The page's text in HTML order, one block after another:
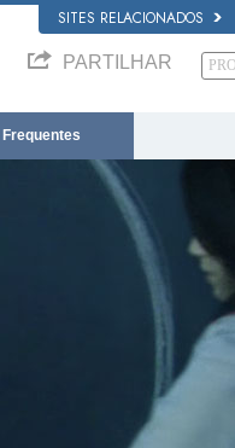
SITES RELACIONADOS
PARTILHAR